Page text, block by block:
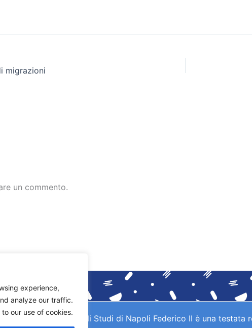
experience,
analyze our traffic.
our use of cookies.
migrazioni
un commento.
Lab - Università degli Studi di Napoli Federico II è una